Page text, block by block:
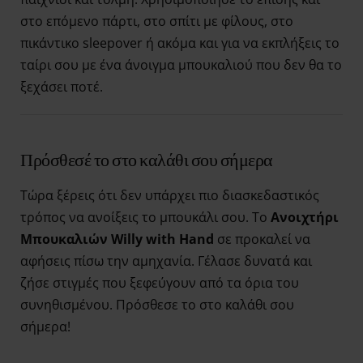
στο επόμενο πάρτι, στο σπίτι με φίλους, στο
πικάντικο sleepover ή ακόμα και για να εκπλήξεις το
ταίρι σου με ένα άνοιγμα μπουκαλιού που δεν θα το
ξεχάσει ποτέ.
Πρόσθεσέ το στο καλάθι σου σήμερα
Τώρα ξέρεις ότι δεν υπάρχει πιο διασκεδαστικός
τρόπος να ανοίξεις το μπουκάλι σου. Το Ανοιχτήρι
Μπουκαλιών Willy with Hand σε προκαλεί να
αφήσεις πίσω την αμηχανία. Γέλασε δυνατά και
ζήσε στιγμές που ξεφεύγουν από τα όρια του
συνηθισμένου. Πρόσθεσε το στο καλάθι σου
σήμερα!